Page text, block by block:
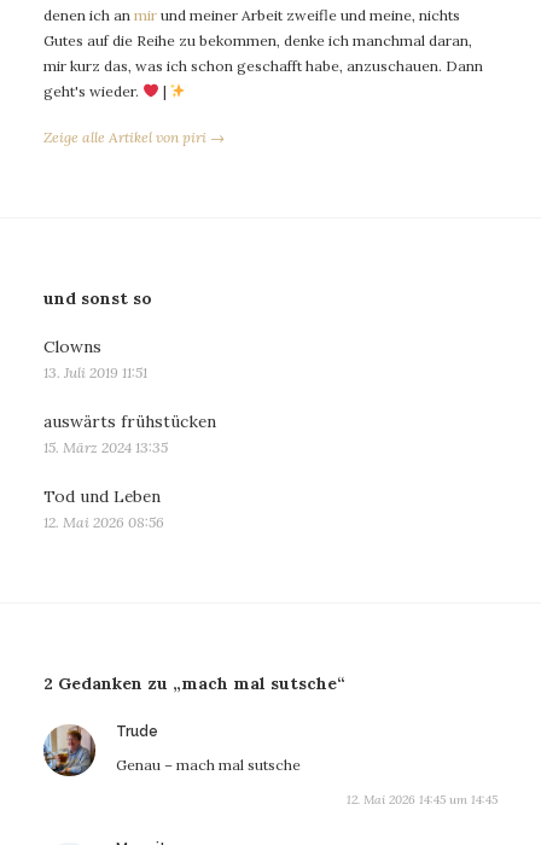
denen ich an mir und meiner Arbeit zweifle und meine, nichts
Gutes auf die Reihe zu bekommen, denke ich manchmal daran,
mir kurz das, was ich schon geschafft habe, anzuschauen. Dann
geht's wieder.
|
Zeige alle Artikel von piri →
und sonst so
Clowns
13. Juli 2019 11:51
auswärts frühstücken
15. März 2024 13:35
Tod und Leben
12. Mai 2026 08:56
2 Gedanken zu „mach mal sutsche“
Trude
Genau – mach mal sutsche
12. Mai 2026 14:45 um 14:45